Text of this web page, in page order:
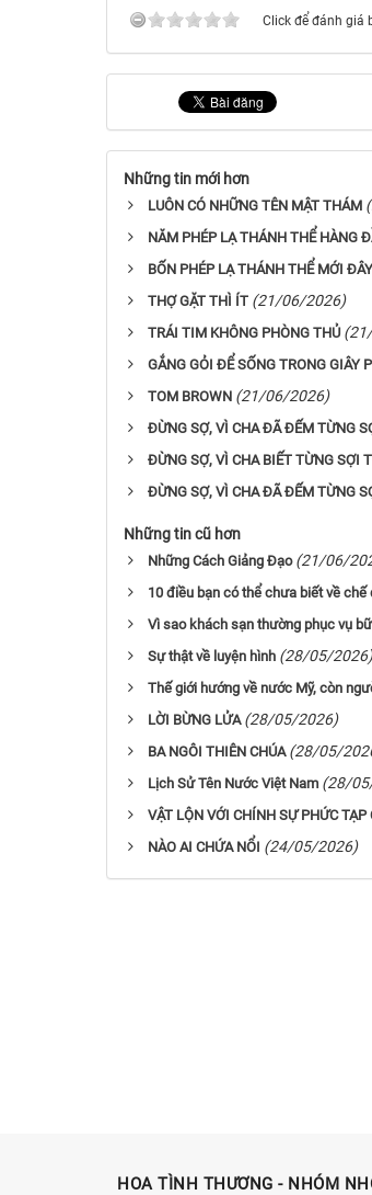
Click để đánh giá
Những tin mới hơn
LUÔN CÓ NHỮNG TÊN MẬT THÁM
NĂM PHÉP LẠ THÁNH THỂ HÀNG
BỐN PHÉP LẠ THÁNH THỂ MỚI ĐÂY
THỢ GẶT THÌ ÍT (21/06/2026)
TRÁI TIM KHÔNG PHÒNG THỦ
GẮNG GỎI ĐỂ SỐNG TRONG GIÂY
TOM BROWN (21/06/2026)
ĐỪNG SỢ, VÌ CHA ĐÃ ĐẾM TỪNG
ĐỪNG SỢ, VÌ CHA BIẾT TỪNG SỢI
ĐỪNG SỢ, VÌ CHA ĐÃ ĐẾM TỪNG
Những tin cũ hơn
Những Cách Giảng Đạo (21/06/
10 điều bạn có thể chưa biết về chế
Vì sao khách sạn thường phục vụ
Sự thật về luyện hình (28/05/2026)
Thế giới hướng về nước Mỹ, còn
LỜI BỪNG LỬA (28/05/2026)
BA NGÔI THIÊN CHÚA (28/05/
Lịch Sử Tên Nước Việt Nam (28/
VẬT LỘN VỚI CHÍNH SỰ PHỨC TẠP
NÀO AI CHỨA NỔI (24/05/2026)
HOA TÌNH THƯƠNG - NHÓM